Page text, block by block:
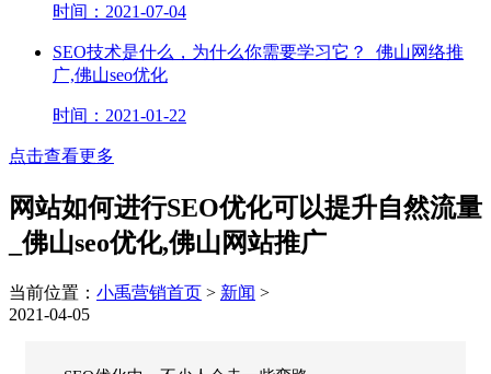
时间：2021-07-04
SEO技术是什么，为什么你需要学习它？_佛山网络推
广,佛山seo优化
时间：2021-01-22
点击查看更多
网站如何进行SEO优化可以提升自然流量
_佛山seo优化,佛山网站推广
当前位置： 小禹营销首页 > 新闻 >
2021-04-05